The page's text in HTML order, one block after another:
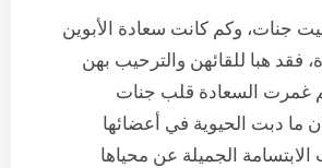
جنات، وكم كانت سعادة الأبوين
فقد هبا للقائهن والترحيب بهن
غمرت السعادة قلب جنات
ما دبت الحيوية في أعضائها
الابتسامة الجميلة عن محياها